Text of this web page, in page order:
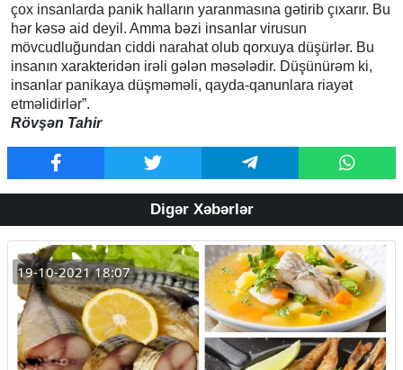
çox insanlarda panik halların yaranmasına gətirib çıxarır. Bu
hər kəsə aid deyil. Amma bəzi insanlar virusun
mövcudluğundan ciddi narahat olub qorxuya düşürlər. Bu
insanın xarakteridən irəli gələn məsələdir. Düşünürəm ki,
insanlar panikaya düşməməli, qayda-qanunlara riayət
etməlidirlər”.
Rövşən Tahir
Digər Xəbərlər
19-10-2021 18:07